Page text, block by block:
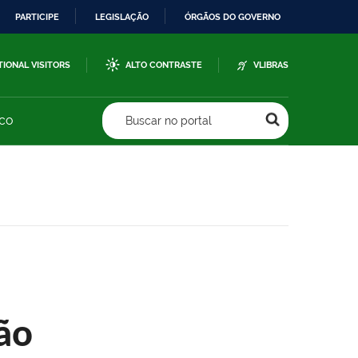
PARTICIPE LEGISLAÇÃO ÓRGÃOS DO GOVERNO
VISITORS ALTO CONTRASTE VLIBRAS
Buscar no portal